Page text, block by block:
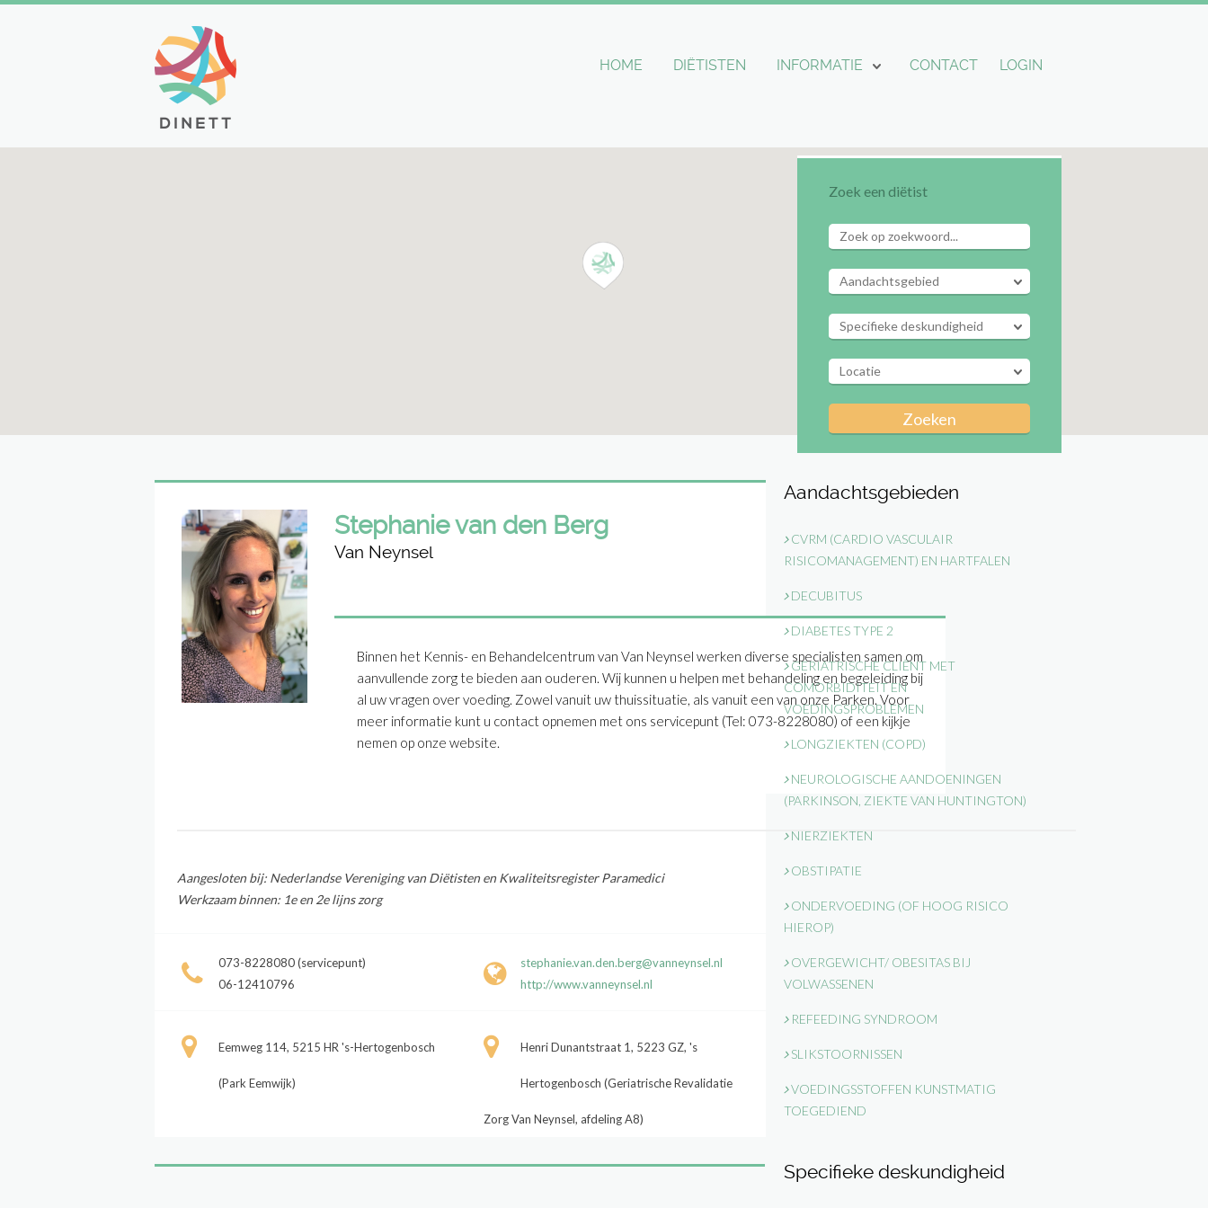
LOGIN
HOME DIËTISTEN INFORMATIE CONTACT
Zoek een diëtist
Stephanie van den Berg
Van Neynsel
Binnen het Kennis- en Behandelcentrum van Van Neynsel werken diverse specialisten samen om
aanvullende zorg te bieden aan ouderen. Wij kunnen u helpen met behandeling en begeleiding bij
al uw vragen over voeding. Zowel vanuit uw thuissituatie, als vanuit een van onze Parken. Voor
meer informatie kunt u contact opnemen met ons servicepunt (Tel: 073-8228080) of een kijkje
nemen op onze website.
Aangesloten bij: Nederlandse Vereniging van Diëtisten en Kwaliteitsregister Paramedici
Werkzaam binnen: 1e en 2e lijns zorg
073-8228080 (servicepunt)
06-12410796
stephanie.van.den.berg@vanneynsel.nl
http://www.vanneynsel.nl
Eemweg 114, 5215 HR 's-Hertogenbosch
(Park Eemwijk)
Henri Dunantstraat 1, 5223 GZ, 's
Hertogenbosch (Geriatrische Revalidatie
Zorg Van Neynsel, afdeling A8)
Aandachtsgebieden
CVRM (CARDIO VASCULAIR
RISICOMANAGEMENT) EN HARTFALEN
DECUBITUS
DIABETES TYPE 2
GERIATRISCHE CLIËNT MET
COMORBIDITEIT EN
VOEDINGSPROBLEMEN
LONGZIEKTEN (COPD)
NEUROLOGISCHE AANDOENINGEN
(PARKINSON, ZIEKTE VAN HUNTINGTON)
NIERZIEKTEN
OBSTIPATIE
ONDERVOEDING (OF HOOG RISICO
HIEROP)
OVERGEWICHT/ OBESITAS BIJ
VOLWASSENEN
REFEEDING SYNDROOM
SLIKSTOORNISSEN
VOEDINGSSTOFFEN KUNSTMATIG
TOEGEDIEND
Specifieke deskundigheid